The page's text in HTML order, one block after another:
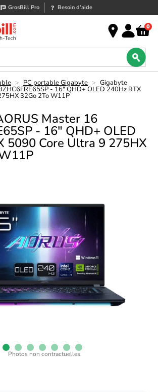
GrosBill Pro Besoin d’aide
0
> PC portable Gigabyte > Gigabyte
- 16" QHD+ OLED 240Hz RTX
32Go 2To W11P
Master 16
- 16" QHD+ OLED
5090 Core Ultra 9 275HX
Photos non contractuelles.